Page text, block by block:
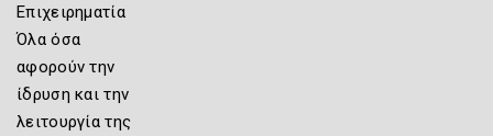
Επιχειρηματία
Όλα όσα
αφορούν την
ίδρυση και την
λειτουργία της